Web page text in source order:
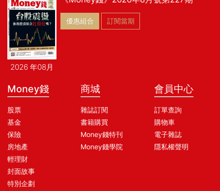
2026 年08月
優惠組合 訂閱當期
Money錢
股票
基金
保險
房地產
輕理財
封面故事
特別企劃
商城
雜誌訂閱
書籍購買
Money錢特刊
Money錢學院
會員中心
訂單查詢
購物車
電子雜誌
隱私權聲明